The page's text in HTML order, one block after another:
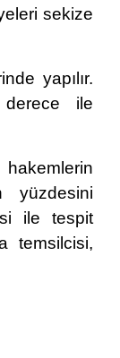
sekize
yapılır.
ile
yüzdesini
ile tespit
temsilcisi,